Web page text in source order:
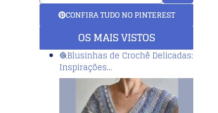
CONFIRA TUDO NO PINTEREST
OS MAIS VISTOS
🧶Blusinhas de Crochê Delicadas:
Inspirações…